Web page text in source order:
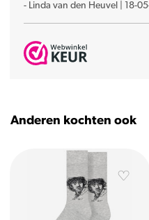
- Linda van den Heuvel 18-
Anderen kochten ook